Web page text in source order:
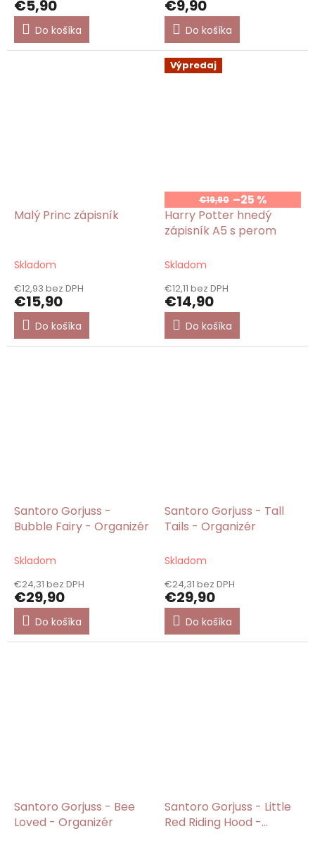
€5,90
Do košíka
€9,90
Do košíka
Malý Princ zápisník
Skladom
€12,93 bez DPH
€15,90
Do košíka
Výpredaj
€19,90 –25 %
Harry Potter hnedý
zápisník A5 s perom
Skladom
€12,11 bez DPH
€14,90
Do košíka
Santoro Gorjuss -
Bubble Fairy - Organizér
Skladom
€24,31 bez DPH
€29,90
Do košíka
Santoro Gorjuss - Tall
Tails - Organizér
Skladom
€24,31 bez DPH
€29,90
Do košíka
Santoro Gorjuss - Bee
Loved - Organizér
Santoro Gorjuss - Little
Red Riding Hood -